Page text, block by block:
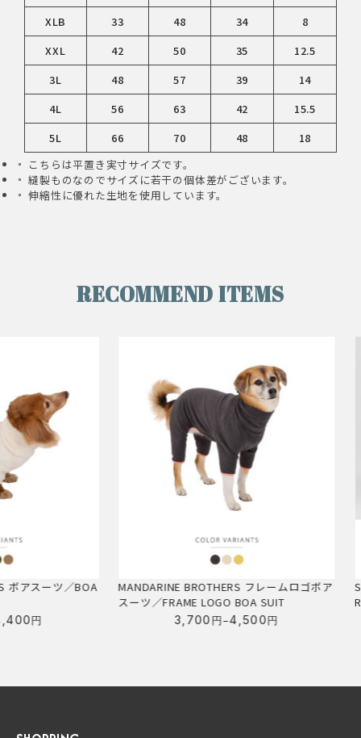
XLB 33 48 34
8
XXL
42 50 35
12.5
3L
48 57 39
14
4L
56 63 42
15.5
5L
66 70 48
18
こちらは平置き実寸サイズです。
縫製ものなのでサイズに若干の個体差がございます。
伸縮性に優れた生地を使用しています。
RECOMMEND ITEMS
ツ／BOA
MANDARINE BROTHERS フレームロゴボア
スーツ／FRAME LOGO BOA SUIT
円– 4,500円
価
3,700
SPARK